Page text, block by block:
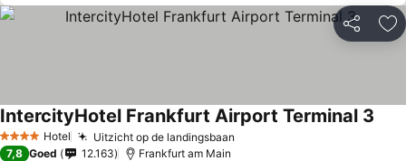
Delen
4 SterrenHotel Uitzicht op de landingsbaan
IntercityHotel Frankfurt Airport Terminal 3
7,8 Goed 12.163 Frankfurt am Main